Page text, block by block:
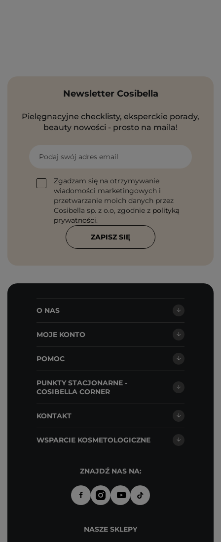
Newsletter Cosibella
Pielęgnacyjne checklisty, eksperckie porady,
beauty nowości - prosto na maila!
Podaj swój adres email
Zgadzam się na otrzymywanie
wiadomości marketingowych i
przetwarzanie moich danych przez
Cosibella sp. z o.o, zgodnie z polityką
prywatności.
ZAPISZ SIĘ
O NAS
MOJE KONTO
POMOC
PUNKTY STACJONARNE -
COSIBELLA CORNER
KONTAKT
WSPARCIE KOSMETOLOGICZNE
ZNAJDŹ NAS NA:
NASZE SKLEPY